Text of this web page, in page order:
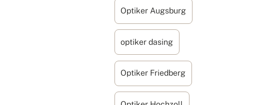
Optiker Augsburg
optiker dasing
Optiker Friedberg